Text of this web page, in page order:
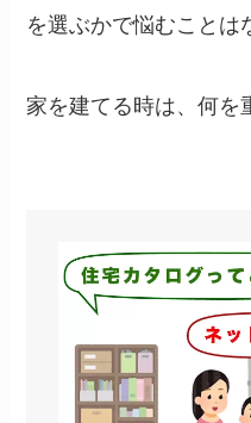
を選ぶかで悩むことは
家を建てる時は、何を